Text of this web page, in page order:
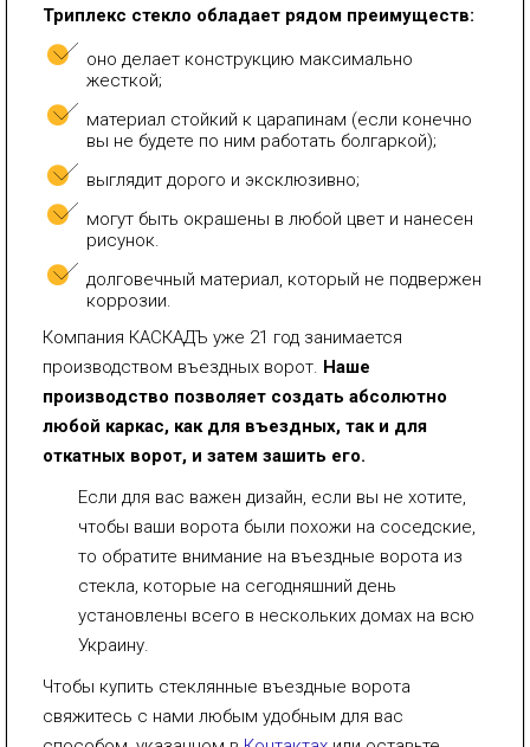
Триплекс стекло обладает рядом преимуществ:
оно делает конструкцию максимально
жесткой;
материал стойкий к царапинам (если конечно
вы не будете по ним работать болгаркой);
выглядит дорого и эксклюзивно;
могут быть окрашены в любой цвет и нанесен
рисунок.
долговечный материал, который не подвержен
коррозии.
Компания КАСКАДЪ уже 21 год занимается
производством въездных ворот. Наше
производство позволяет создать абсолютно
любой каркас, как для въездных, так и для
откатных ворот, и затем зашить его.
Если для вас важен дизайн, если вы не хотите,
чтобы ваши ворота были похожи на соседские,
то обратите внимание на въездные ворота из
стекла, которые на сегодняшний день
установлены всего в нескольких домах на всю
Украину.
Чтобы купить стеклянные въездные ворота
свяжитесь с нами любым удобным для вас